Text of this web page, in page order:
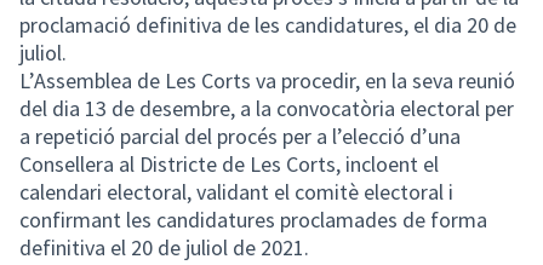
proclamació definitiva de les candidatures, el dia 20 de
juliol.
L’Assemblea de Les Corts va procedir, en la seva reunió
del dia 13 de desembre, a la convocatòria electoral per
a repetició parcial del procés per a l’elecció d’una
Consellera al Districte de Les Corts, incloent el
calendari electoral, validant el comitè electoral i
confirmant les candidatures proclamades de forma
definitiva el 20 de juliol de 2021.